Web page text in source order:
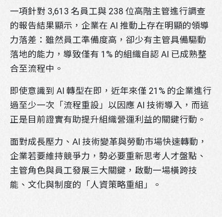
一項針對 3,613 名員工與 238 位高階主管進行調查
的報告結果顯示，企業在 AI 推動上存在明顯的領導
力落差：雖然員工準備度高，卻少有主管具備驅動
落地的能力，導致僅有 1% 的組織自認 AI 已成熟整
合至流程中。
即使意識到 AI 轉型在即，近年來僅 21% 的企業進行
過至少一次「流程重設」以因應 AI 技術導入，而這
正是目前證實有助提升組織營運利益的關鍵行動。
面對成長壓力、AI 技術變革與勞動市場快速轉動，
企業若要維持競爭力，勢必要重新思考人才盤點、
主管角色與員工發展三大關鍵，啟動一場橫跨技
能、文化與制度的「人資策略重組」。